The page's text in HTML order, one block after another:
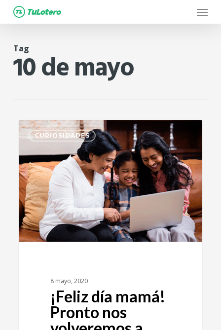
Skip
to
content
Menu
Tag
10 de mayo
CURIOSIDADES
8 mayo, 2020
¡Feliz día mamá!
Pronto nos
2